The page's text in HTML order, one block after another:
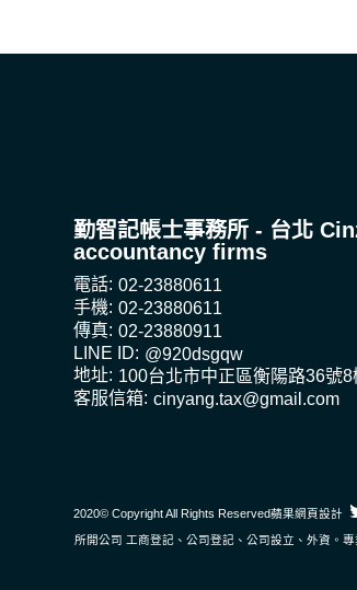
勤智記帳士事務所 - 台北
accountancy firms
電話: 02-23880611
手機: 02-23880611
傳真: 02-23880911
LINE ID: @920dsgqw
地址: 100台北市中正區衡陽路36號8
客服信箱: cinyang.tax@gmail.com
2020© Copyright All Rights Reserved蘋果網頁設計
記帳士事務所開公司 工商登記、公司登記、公司設立、外資。